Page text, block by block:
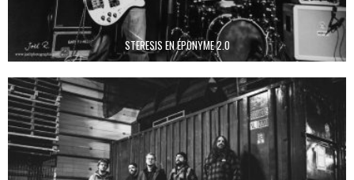
STERESIS EN ÉPONYME 2.0